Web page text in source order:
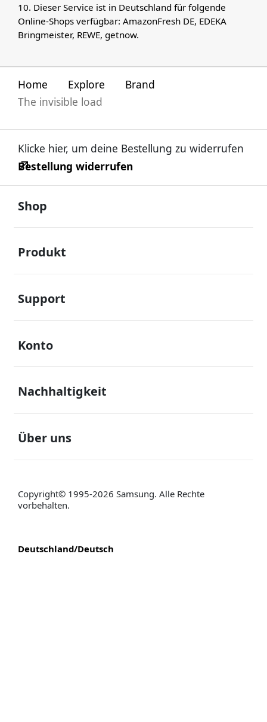
10. Dieser Service ist in Deutschland für folgende
Online-Shops verfügbar: AmazonFresh DE, EDEKA
Bringmeister, REWE, getnow.
Home Explore
Brand
The invisible load
Klicke hier, um deine Bestellung zu widerrufen
Bestellung widerrufen
Shop
Produkt
Support
Konto
Nachhaltigkeit
Über uns
Copyright© 1995-2026 Samsung. Alle Rechte
vorbehalten.
Deutschland/Deutsch